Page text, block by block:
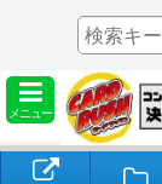
メニュー